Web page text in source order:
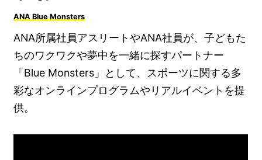
ANA Blue Monsters
ANA所属社員アスリートやANA社員が、子どもた
ちのワクワクや夢中を一緒に探すパートナー
「Blue Monsters」として、スポーツに関する多
彩なオンラインプログラムやリアルイベントを提
供。